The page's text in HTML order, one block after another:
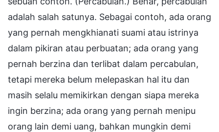
adalah salah satunya. Sebagai contoh, ada orang
yang pernah mengkhianati suami atau istrinya
dalam pikiran atau perbuatan; ada orang yang
pernah berzina dan terlibat dalam percabulan,
tetapi mereka belum melepaskan hal itu dan
masih selalu memikirkan dengan siapa mereka
ingin berzina; ada orang yang pernah menipu
orang lain demi uang, bahkan mungkin demi